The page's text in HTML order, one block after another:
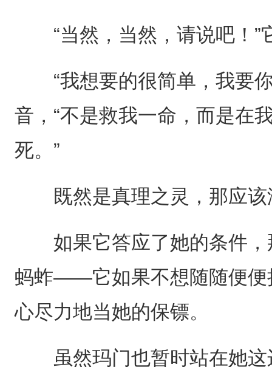
“当然，当然，请说吧！”
“我想要的很简单，我要你
音，“不是救我一命，而是在
死。”
既然是真理之灵，那应该
如果它答应了她的条件，
蚂蚱——它如果不想随随便便
心尽力地当她的保镖。
虽然玛门也暂时站在她这